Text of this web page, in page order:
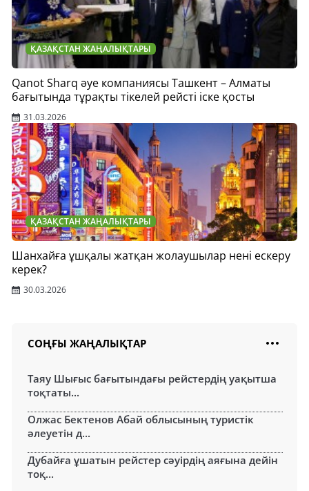
ҚАЗАҚСТАН ЖАҢАЛЫҚТАРЫ
Qanot Sharq әуе компаниясы Ташкент – Алматы
бағытында тұрақты тікелей рейсті іске қосты
31.03.2026
ҚАЗАҚСТАН ЖАҢАЛЫҚТАРЫ
Шанхайға ұшқалы жатқан жолаушылар нені ескеру
керек?
30.03.2026
СОҢҒЫ ЖАҢАЛЫҚТАР
Таяу Шығыс бағытындағы рейстердің уақытша
тоқтаты...
Олжас Бектенов Абай облысының туристік
әлеуетін д...
Дубайға ұшатын рейстер сәуірдің аяғына дейін
тоқ...